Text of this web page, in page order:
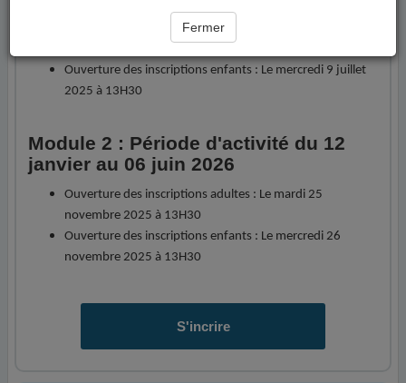
Ouverture des inscriptions adultes : Le mardi 8 juillet
Ouverture des inscriptions enfants : Le mercredi 9 juillet
2025 à 13H30
Module 2 : Période d'activité du 12
janvier au 06 juin 2026
Ouverture des inscriptions adultes : Le mardi 25
novembre 2025 à 13H30
Ouverture des inscriptions enfants : Le mercredi 26
novembre 2025 à 13H30
S'incrire
Fermer